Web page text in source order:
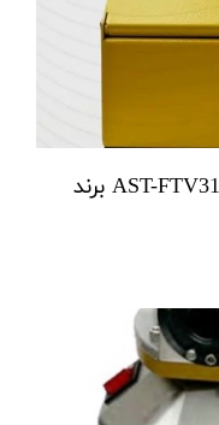
دستگاه فرز تیزکن کف مدل AST-FTV313 برند